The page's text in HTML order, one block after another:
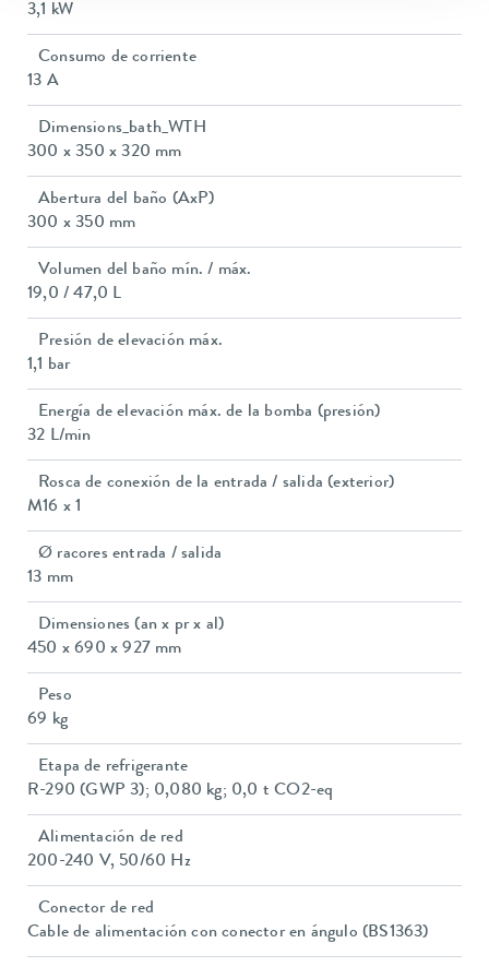
3,1 kW
Consumo de corriente
13 A
Dimensions_bath_WTH
300 x 350 x 320 mm
Abertura del baño (AxP)
300 x 350 mm
Volumen del baño mín. / máx.
19,0 / 47,0 L
Presión de elevación máx.
1,1 bar
Energía de elevación máx. de la bomba (presión)
32 L/min
Rosca de conexión de la entrada / salida (exterior)
M16 x 1
Ø racores entrada / salida
13 mm
Dimensiones (an x pr x al)
450 x 690 x 927 mm
Peso
69 kg
Etapa de refrigerante
R-290 (GWP 3); 0,080 kg; 0,0 t CO2-eq
Alimentación de red
200-240 V, 50/60 Hz
Conector de red
Cable de alimentación con conector en ángulo (BS1363)